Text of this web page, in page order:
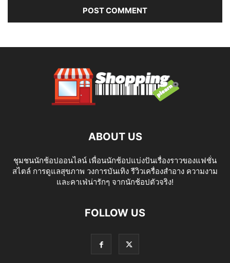
ABOUT US
ชุมชนนักช้อปออนไลน์ เพื่อนนักช้อปแบ่งปันเรื่องราวของแฟชั่น
สไตล์ การดูแลสุขภาพ วงการบันเทิง รีวิวเครื่องสำอาง ความงาม
และคาเฟ่น่ารักๆ จากนักช้อปตัวจริง!
FOLLOW US